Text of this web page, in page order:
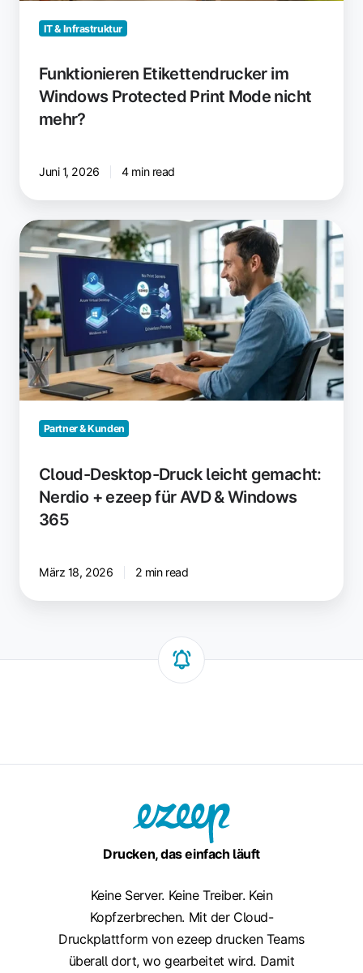
IT & Infrastruktur
Funktionieren Etikettendrucker im
Windows Protected Print Mode nicht
mehr?
Juni 1, 2026 4 min read
Cloud-
Desktop-
Druck
leicht
gemacht:
Nerdio
+
ezeep
für
AVD
Partner & Kunden
Cloud-Desktop-Druck leicht gemacht:
Nerdio + ezeep für AVD & Windows
365
März 18, 2026 2 min read
Drucken, das einfach läuft
Keine Server. Keine Treiber. Kein
Kopfzerbrechen. Mit der Cloud-
Druckplattform von ezeep drucken Teams
überall dort, wo gearbeitet wird. Damit